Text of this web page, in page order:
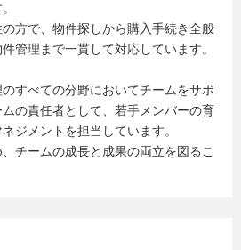
方で、物件探しから購入手続き全般
管理まで一貫して対応しています。
すべての分野においてチームをサポ
の責任者として、若手メンバーの育
ジメントを担当しています。
チームの成長と成果の両立を図るこ